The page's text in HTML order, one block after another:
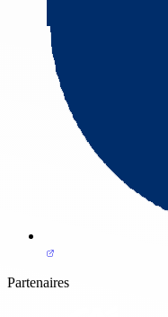
Partenaires